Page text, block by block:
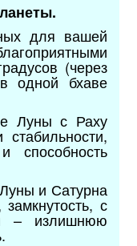
для вашей
(через
одной бхаве
Луны с Раху
способность
и Сатурна
с
– излишнюю